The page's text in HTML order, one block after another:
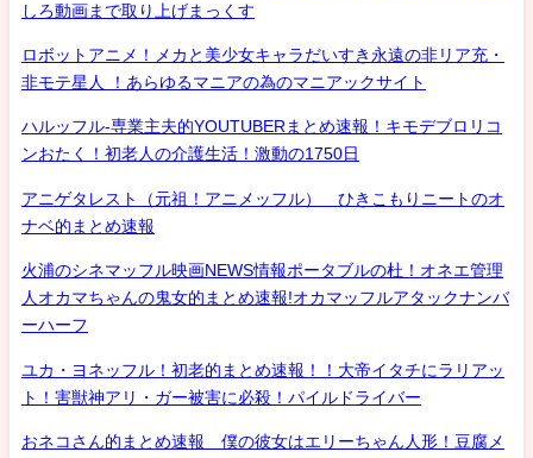
しろ動画まで取り上げまっくす
ロボットアニメ！メカと美少女キャラだいすき永遠の非リア充・
非モテ星人 ！あらゆるマニアの為のマニアックサイト
ハルッフル-専業主夫的YOUTUBERまとめ速報！キモデブロリコ
ンおたく！初老人の介護生活！激動の1750日
アニゲタレスト（元祖！アニメッフル） ひきこもりニートのオ
ナベ的まとめ速報
火浦のシネマッフル映画NEWS情報ポータブルの杜！オネエ管理
人オカマちゃんの鬼女的まとめ速報!オカマッフルアタックナンバ
ーハーフ
ユカ・ヨネッフル！初老的まとめ速報！！大帝イタチにラリアッ
ト！害獣神アリ・ガー被害に必殺！パイルドライバー
おネコさん的まとめ速報 僕の彼女はエリーちゃん人形！豆腐メ